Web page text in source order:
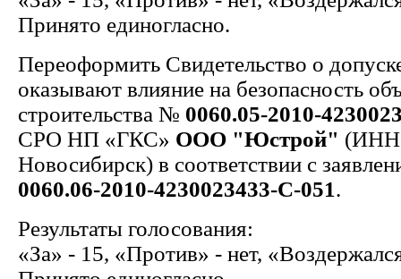
Принято единогласно.
Переоформить Свидетельство о
оказывают влияние на безопасность
строительства № 0060.05-2010-
СРО НП «ГКС» ООО "Юстрой" (ИНН
Новосибирск) в соответствии с
0060.06-2010-4230023433-С-051.
Результаты голосования:
«За» - 15, «Против» - нет,